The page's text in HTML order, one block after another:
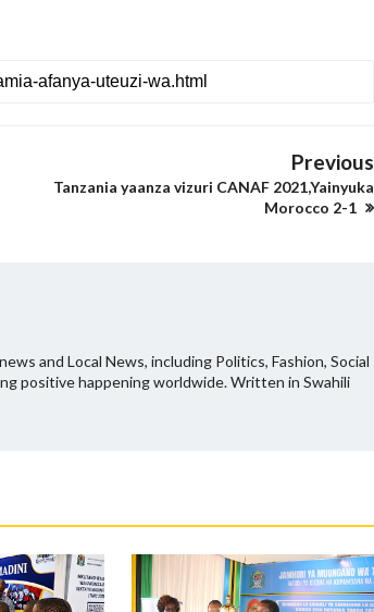
Previous
Tanzania yaanza vizuri CANAF 2021,Yainyuka
Morocco 2-1
and Local News, including Politics, Fashion, Social
positive happening worldwide. Written in Swahili